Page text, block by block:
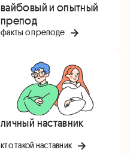
вайбовый и опытный
препод
факты о преподе
личный наставник
кто такой наставник